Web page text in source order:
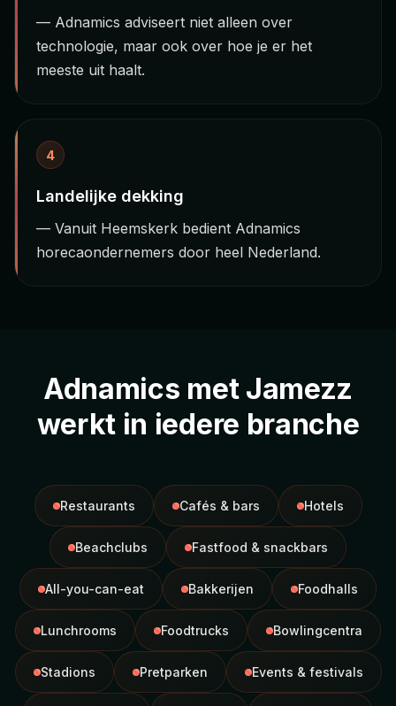
— Adnamics adviseert niet alleen over
technologie, maar ook over hoe je er het
meeste uit haalt.
4
Landelijke dekking
— Vanuit Heemskerk bedient Adnamics
horecaondernemers door heel Nederland.
Adnamics met Jamezz
werkt in iedere branche
Restaurants Cafés & bars Hotels
Beachclubs Fastfood & snackbars
All-you-can-eat Bakkerijen Foodhalls
Lunchrooms Foodtrucks Bowlingcentra
Stadions Pretparken Events & festivals